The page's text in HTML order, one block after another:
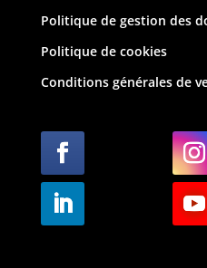
Politique de gestion des
Politique de cookies
Conditions générales de